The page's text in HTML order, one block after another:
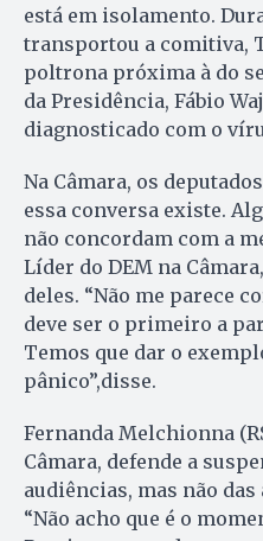
está em isolamento.
transportou a comitiva,
poltrona próxima à do
da Presidência, Fábio
diagnosticado com o
Na Câmara, os
essa conversa existe.
não concordam com a
Líder do DEM na
deles. “Não me parece
deve ser o primeiro a
Temos que dar o
pânico”,disse.
Fernanda Melchionna
Câmara, defende a
audiências, mas não
“Não acho que é o